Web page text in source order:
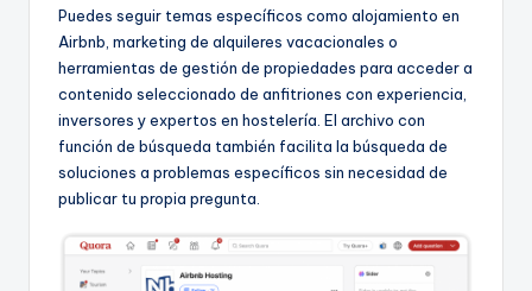
Puedes seguir temas específicos como alojamiento en
Airbnb, marketing de alquileres vacacionales o
herramientas de gestión de propiedades para acceder a
contenido seleccionado de anfitriones con experiencia,
inversores y expertos en hostelería. El archivo con
función de búsqueda también facilita la búsqueda de
soluciones a problemas específicos sin necesidad de
publicar tu propia pregunta.